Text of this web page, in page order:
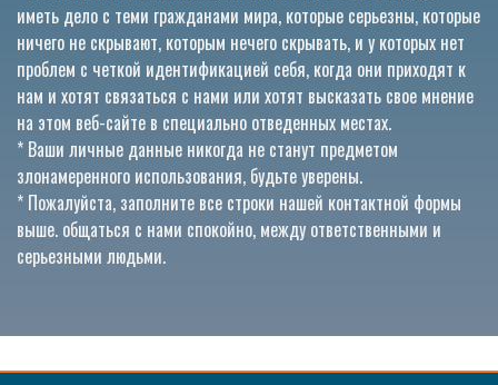
иметь дело с теми гражданами мира, которые серьезны, которые
ничего не скрывают, которым нечего скрывать, и у которых нет
проблем с четкой идентификацией себя, когда они приходят к
нам и хотят связаться с нами или хотят высказать свое мнение
на этом веб-сайте в специально отведенных местах.
* Ваши личные данные никогда не станут предметом
злонамеренного использования, будьте уверены.
* Пожалуйста, заполните все строки нашей контактной формы
выше. общаться с нами спокойно, между ответственными и
серьезными людьми.